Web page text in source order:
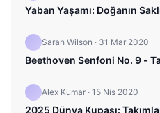
Yaban Yaşamı: Doğanın
Sarah Wilson · 31 Mar 2020
Beethoven Senfoni No. 9 -
Alex Kumar · 15 Nis 2020
2025 Dünya Kupası: